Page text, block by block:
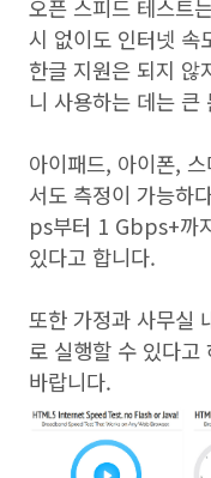
오픈 스피드 테스트
시 없이도 인터넷 속
한글 지원은 되지 않
니 사용하는 데는 큰
아이패드, 아이폰,
서도 측정이 가능하
ps부터 1 Gbps+까
있다고 합니다.
또한 가정과 사무실
로 실행할 수 있다고
바랍니다.